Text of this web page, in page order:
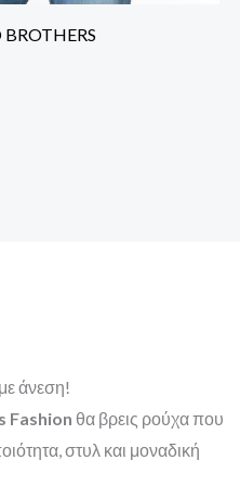
άνεση!
Fashion θα βρεις ρούχα που
στυλ και μοναδική